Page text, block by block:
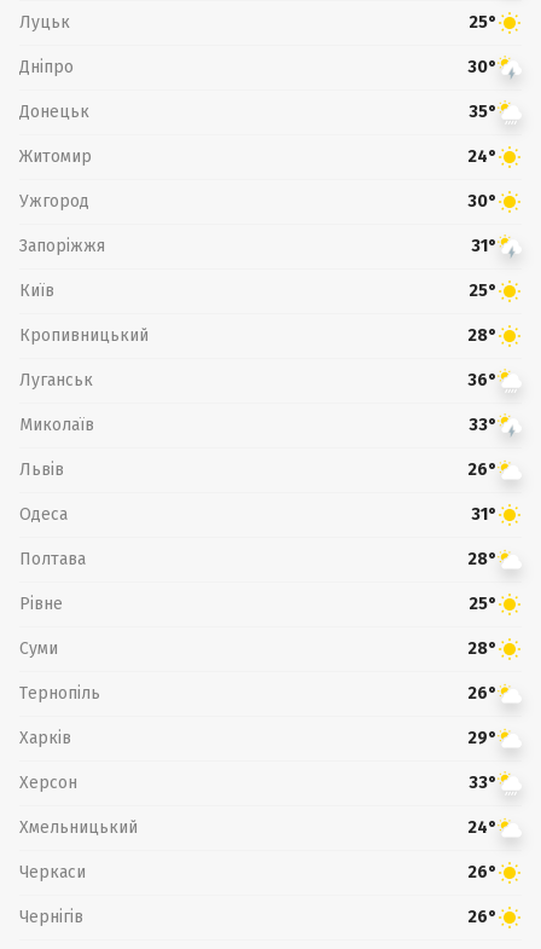
Луцьк 25°
Дніпро 30°
Донецьк 35°
Житомир 24°
Ужгород 30°
Запоріжжя 31°
Київ 25°
Кропивницький 28°
Луганськ 36°
Миколаїв 33°
Львів 26°
Одеса 31°
Полтава 28°
Рівне 25°
Суми 28°
Тернопіль 26°
Харків 29°
Херсон 33°
Хмельницький 24°
Черкаси 26°
Чернігів 26°